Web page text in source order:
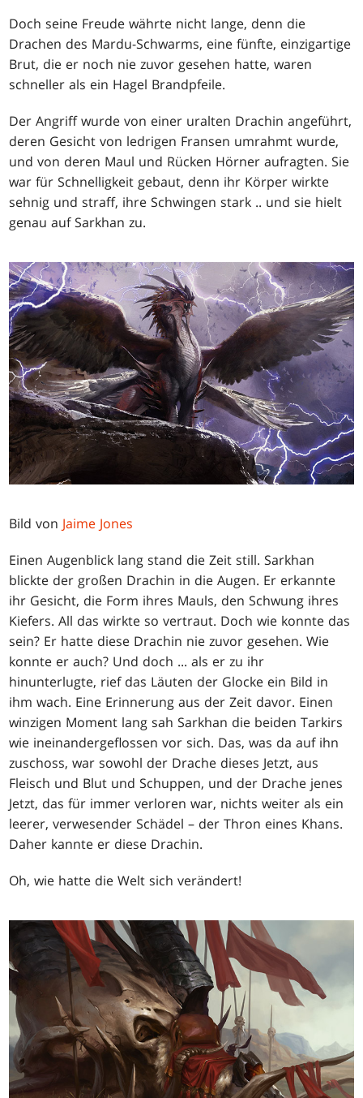
Doch seine Freude währte nicht lange, denn die
Drachen des Mardu-Schwarms, eine fünfte, einzigartige
Brut, die er noch nie zuvor gesehen hatte, waren
schneller als ein Hagel Brandpfeile.
Der Angriff wurde von einer uralten Drachin angeführt,
deren Gesicht von ledrigen Fransen umrahmt wurde,
und von deren Maul und Rücken Hörner aufragten. Sie
war für Schnelligkeit gebaut, denn ihr Körper wirkte
sehnig und straff, ihre Schwingen stark .. und sie hielt
genau auf Sarkhan zu.
Bild von Jaime Jones
Einen Augenblick lang stand die Zeit still. Sarkhan
blickte der großen Drachin in die Augen. Er erkannte
ihr Gesicht, die Form ihres Mauls, den Schwung ihres
Kiefers. All das wirkte so vertraut. Doch wie konnte das
sein? Er hatte diese Drachin nie zuvor gesehen. Wie
konnte er auch? Und doch ... als er zu ihr
hinunterlugte, rief das Läuten der Glocke ein Bild in
ihm wach. Eine Erinnerung aus der Zeit davor. Einen
winzigen Moment lang sah Sarkhan die beiden Tarkirs
wie ineinandergeflossen vor sich. Das, was da auf ihn
zuschoss, war sowohl der Drache dieses Jetzt, aus
Fleisch und Blut und Schuppen, und der Drache jenes
Jetzt, das für immer verloren war, nichts weiter als ein
leerer, verwesender Schädel – der Thron eines Khans.
Daher kannte er diese Drachin.
Oh, wie hatte die Welt sich verändert!